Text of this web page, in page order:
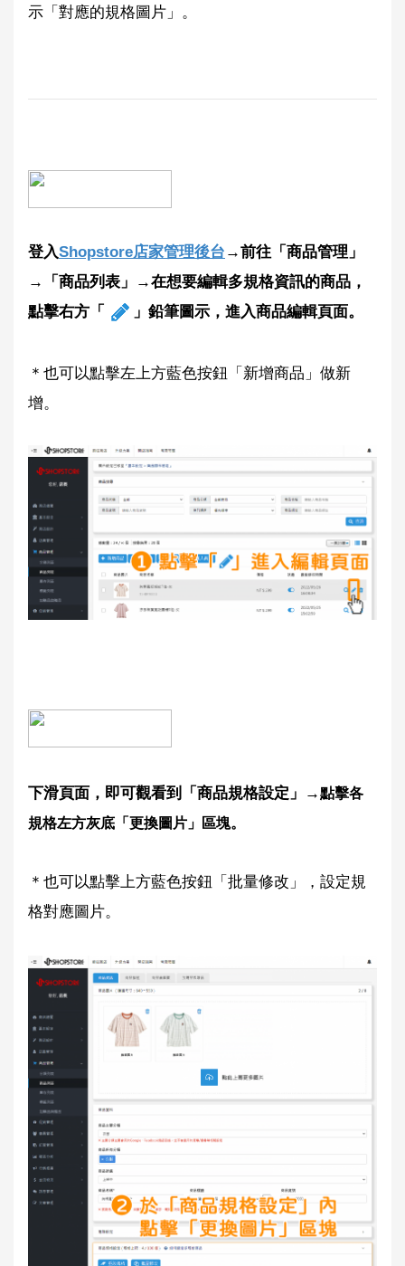
示「對應的規格圖片」。
登入Shopstore店家管理後台 →前往「商品管理」
→「商品列表」→在想要編輯多規格資訊的商品，
點擊右方「
」鉛筆圖示，進入商品編輯頁面。
＊也可以點擊左上方藍色按鈕「新增商品」做新
增。
下滑頁面，即可觀看到「商品規格設定」→點擊各
規格左方灰底「更換圖片」區塊。
＊也可以點擊上方藍色按鈕「批量修改」，設定規
格對應圖片。